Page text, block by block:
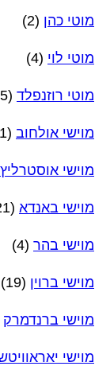
מוטי כהן (2)
מוטי לוי (4)
מוטי רוזנפלד (35)
מוישי אולחוב (1)
מוישי אוסטרליץ
מוישי באנדא (21)
מוישי בהר (4)
מוישי ברוין (19)
מוישי ברנדמרק
מוישי